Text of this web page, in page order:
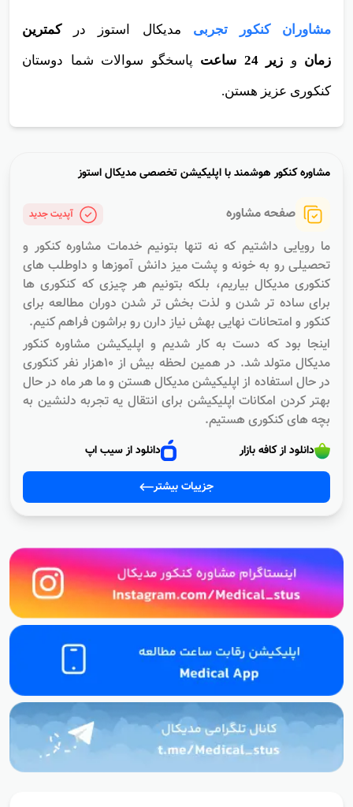
مشاوران کنکور تجربی مدیکال استوز در کمترین
زمان و زیر 24 ساعت پاسخگو سوالات شما دوستان
کنکوری عزیز هستن.
مشاوره کنکور هوشمند با اپلیکیشن تخصصى مدیکال استوز
صفحه مشاوره آپدیت جدید
ما رویایی داشتیم که نه تنها بتونیم خدمات مشاوره کنکور و
تحصیلی رو به خونه و پشت میز دانش آموزها و داوطلب های
کنکوری مدیکال بیاریم، بلکه بتونیم هر چیزی که کنکوری ها
برای ساده تر شدن و لذت بخش تر شدن دوران مطالعه برای
کنکور و امتحانات نهایی بهش نیاز دارن رو براشون فراهم کنیم.
اینجا بود که دست به کار شدیم و اپلیکیشن مشاوره کنکور
مدیکال متولد شد. در همین لحظه بیش از ۱۰هزار نفر کنکوری
در حال استفاده از اپلیکیشن مدیکال هستن و ما هر ماه در حال
بهتر کردن امکانات اپلیکیشن برای انتقال یه تجربه دلنشین به
بچه های کنکوری هستیم.
دانلود از کافه بازار دانلود از سیب اپ
جزییات بیشتر